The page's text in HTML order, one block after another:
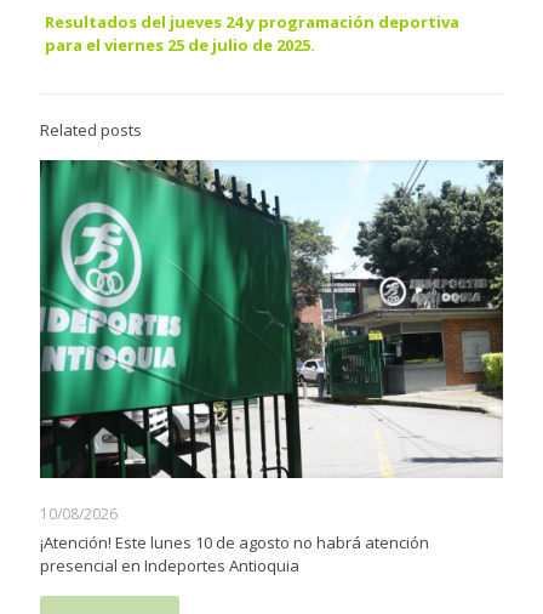
Resultados del jueves 24 y programación deportiva
para el viernes 25 de julio de 2025.
Related posts
10/08/2026
¡Atención! Este lunes 10 de agosto no habrá atención
presencial en Indeportes Antioquia